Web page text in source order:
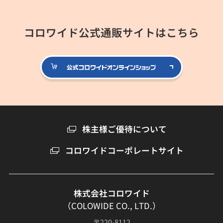
コロワイド公式通販サイトはこちら
公式コロ
株主様ご優待について
コロワイドコーポレートサイト
株式会社コロワイド
（COLOWIDE CO., LTD.）